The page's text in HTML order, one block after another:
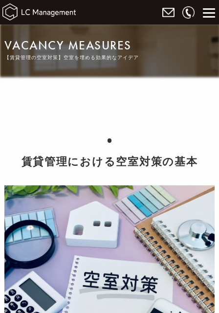
VACANCY MEASURES
【賃貸管理の空室対策】空室を埋める効果的なアイデア
賃貸管理における空室対策の基本